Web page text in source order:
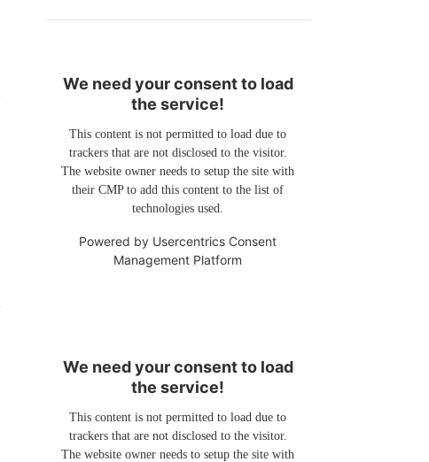
We need your consent to load
the service!
This content is not permitted to load due to
trackers that are not disclosed to the visitor.
The website owner needs to setup the site with
their CMP to add this content to the list of
technologies used.
Powered by Usercentrics Consent
Management Platform
We need your consent to load
the service!
This content is not permitted to load due to
trackers that are not disclosed to the visitor.
The website owner needs to setup the site with